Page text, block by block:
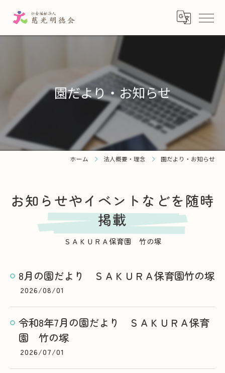
園だより・お知らせ
ホーム 法人概要・理念 園だより・お知らせ
お知らせやイベントなどを随時
掲載
ＳＡＫＵＲＡ保育園 竹の塚
8月の園だより ＳＡＫＵＲＡ保育園竹の塚
2026/08/01
令和8年7月の園だより ＳＡＫＵＲＡ保育
園 竹の塚
2026/07/01